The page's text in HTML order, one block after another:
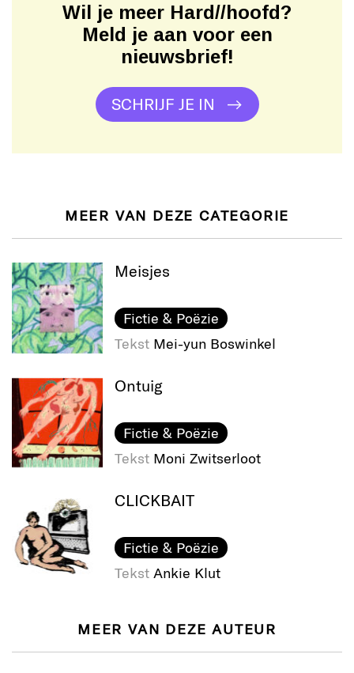
Wil je meer Hard//hoofd?
Meld je aan voor een
nieuwsbrief!
SCHRIJF JE IN
MEER VAN DEZE CATEGORIE
Meisjes
Fictie & Poëzie
Tekst Mei-yun Boswinkel
Ontuig
Fictie & Poëzie
Tekst Moni Zwitserloot
CLICKBAIT
Fictie & Poëzie
Tekst Ankie Klut
MEER VAN DEZE AUTEUR